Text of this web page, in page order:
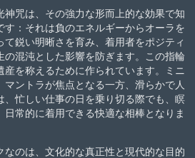
神咒は、その強力な形而上的な効果で知
す：それは負のエネルギーからオーラを
鋭い明晰さを育み、着用者をポジティ
の混沌とした影響を防ぎます。この指輪
産を称えるために作られています。ミニ
マントラが焦点となる一方、滑らかで人
、忙しい仕事の日を乗り切る際でも、瞑
常的に着用できる快適な相棒となりま
なのは、文化的な真正性と現代的な目的